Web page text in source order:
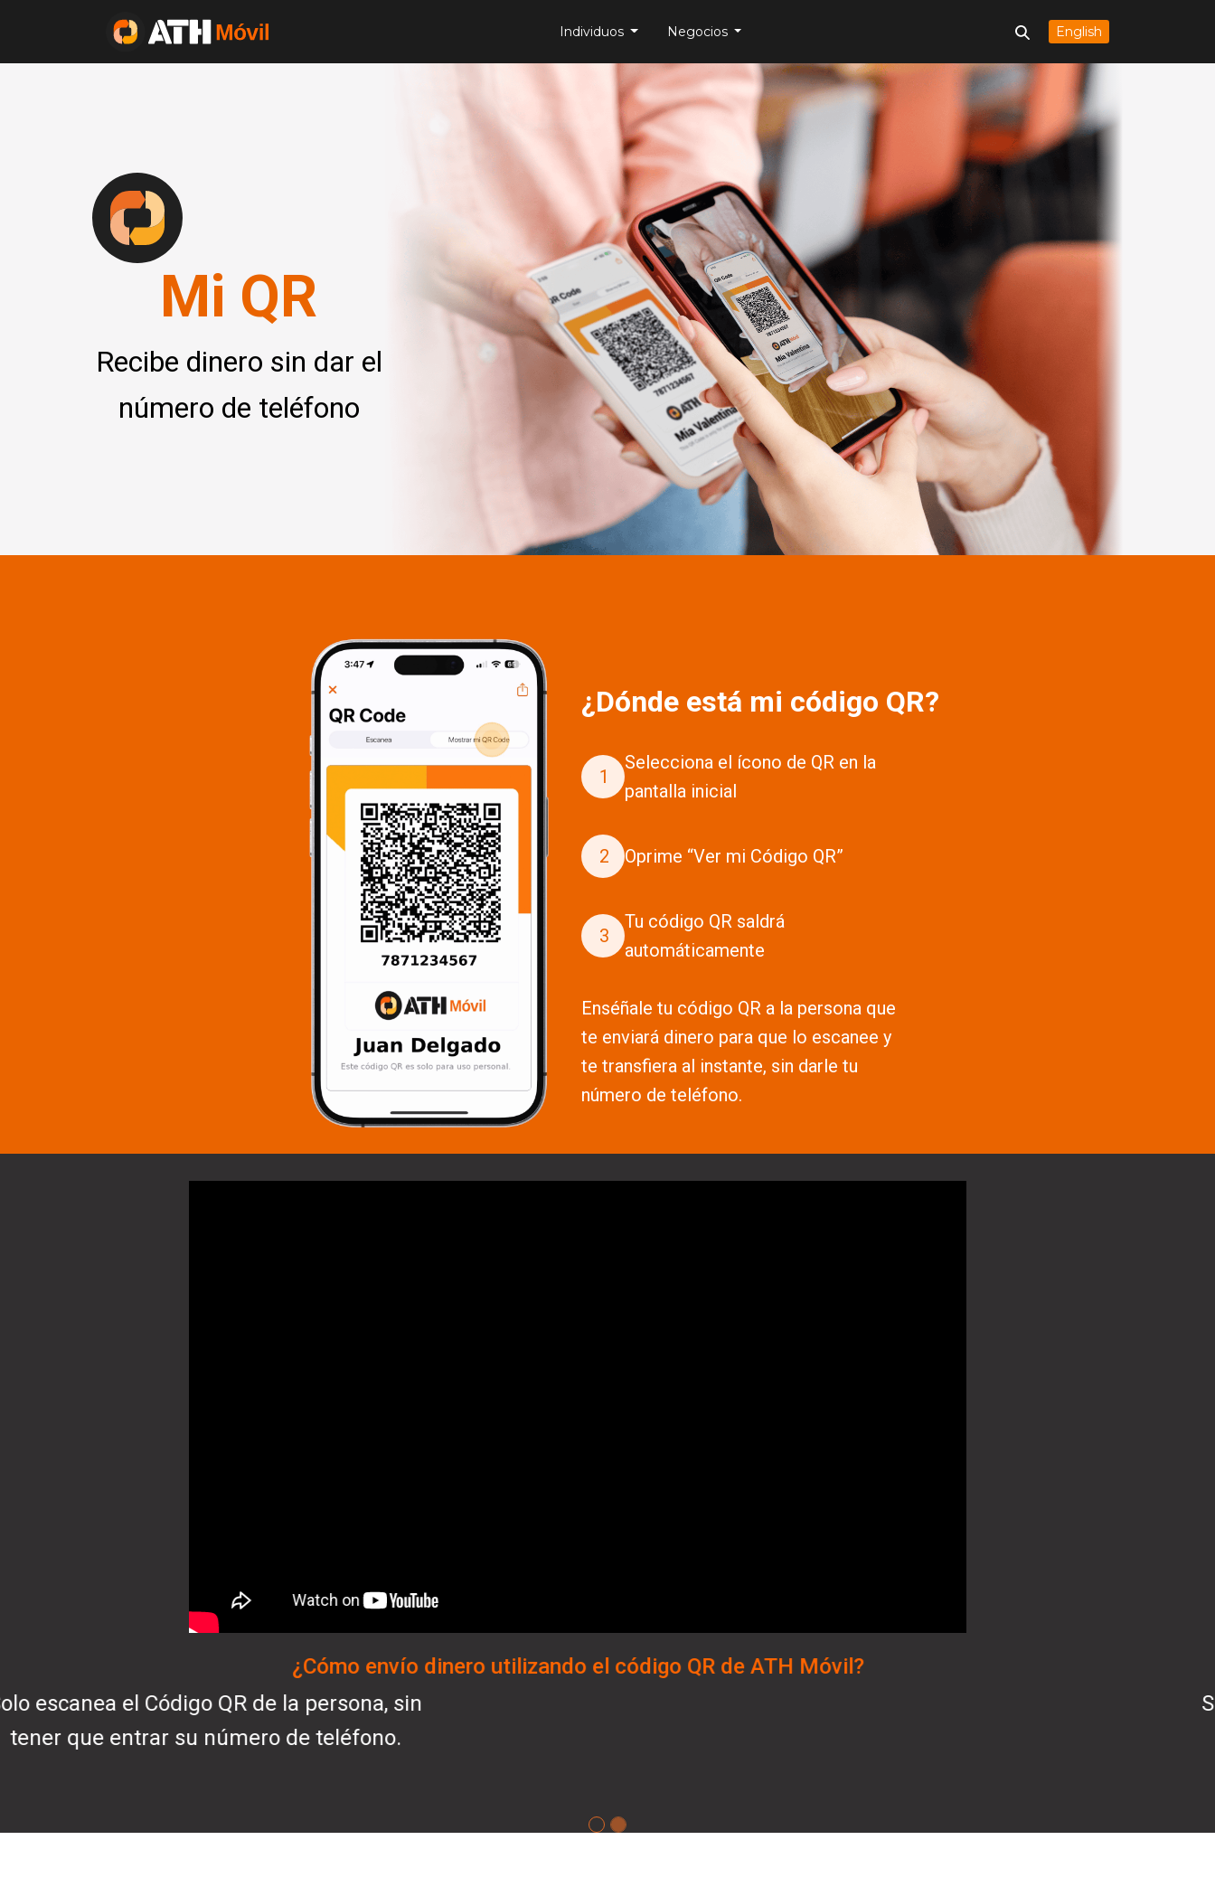
Individuos Negocios Español
English
Mi QR
Recibe dinero sin dar el
número de teléfono
¿Dónde está mi código QR?
1
Selecciona el ícono de QR en la
pantalla inicial
2 Oprime “Ver mi Código QR”
3
Tu código QR saldrá
automáticamente
Enséñale tu código QR a la persona que
te enviará dinero para que lo escanee y
te transfiera al instante, sin darle tu
número de teléfono.
¿Cómo recibo dinero a través de mi QR de ATH Móvil?
Solo pide que escaneen tu código QR de ATH
Móvil, sin tener que darles tu número de